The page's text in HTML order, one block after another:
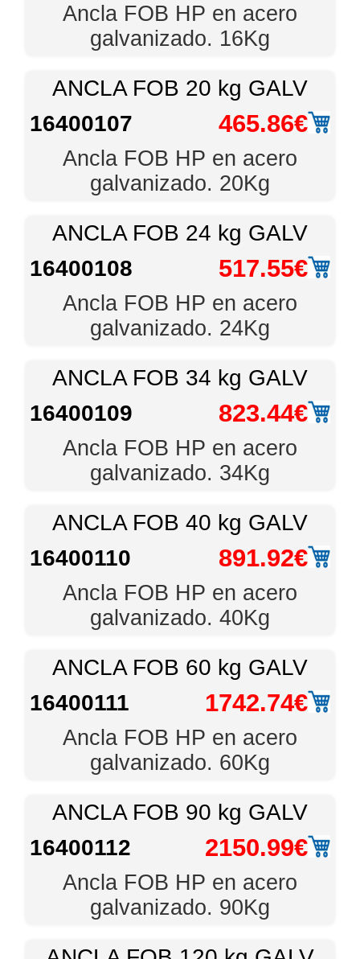
Ancla FOB HP en acero
galvanizado. 16Kg
ANCLA FOB 20 kg GALV
16400107
465.86€
Ancla FOB HP en acero
galvanizado. 20Kg
ANCLA FOB 24 kg GALV
16400108
517.55€
Ancla FOB HP en acero
galvanizado. 24Kg
ANCLA FOB 34 kg GALV
16400109
823.44€
Ancla FOB HP en acero
galvanizado. 34Kg
ANCLA FOB 40 kg GALV
16400110
891.92€
Ancla FOB HP en acero
galvanizado. 40Kg
ANCLA FOB 60 kg GALV
16400111
1742.74€
Ancla FOB HP en acero
galvanizado. 60Kg
ANCLA FOB 90 kg GALV
16400112
2150.99€
Ancla FOB HP en acero
galvanizado. 90Kg